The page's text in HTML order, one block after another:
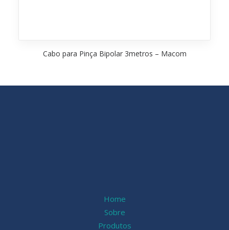
Cabo para Pinça Bipolar 3metros – Macom
Home
Sobre
Produtos